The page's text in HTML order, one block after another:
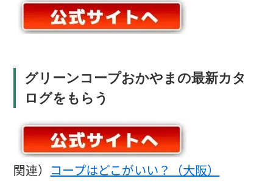
グリーンコープおかやまの最新カタ
ログをもらう
関連） コープはどこがいい？（大阪）